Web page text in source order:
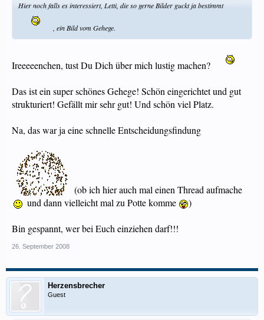
Hier noch falls es interessiert, Letti, die so gerne Bilder guckt ja bestimmt
, ein Bild vom Gehege.
Ireeeeenchen, tust Du Dich über mich lustig machen?
Das ist ein super schönes Gehege! Schön eingerichtet und gut
strukturiert! Gefällt mir sehr gut! Und schön viel Platz.
Na, das war ja eine schnelle Entscheidungsfindung
(ob ich hier auch mal einen Thread aufmache
und dann vielleicht mal zu Potte komme
)
Bin gespannt, wer bei Euch einziehen darf!!!
26. September 2008
Herzensbrecher
Guest